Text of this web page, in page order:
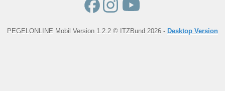
PEGELONLINE Mobil Version 1.2.2 © ITZBund 2026 - Desktop Version